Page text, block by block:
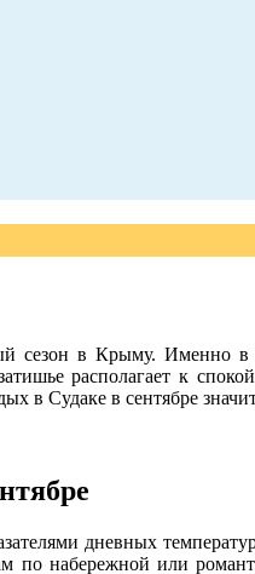
сезон в Крыму. Именно в
располагает к
в Судаке в сентябре
дневных
набережной или